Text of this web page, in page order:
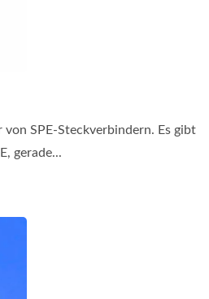
SPE-Steckverbindern. Es gibt
gerade...